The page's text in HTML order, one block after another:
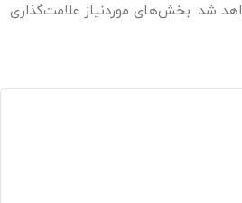
شد. بخش‌های موردنیاز علامت‌گذاری